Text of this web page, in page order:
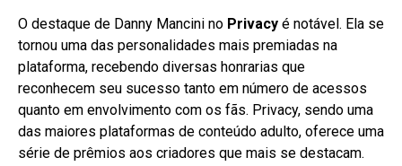
O destaque de Danny Mancini no Privacy é notável. Ela se
tornou uma das personalidades mais premiadas na
plataforma, recebendo diversas honrarias que
reconhecem seu sucesso tanto em número de acessos
quanto em envolvimento com os fãs. Privacy, sendo uma
das maiores plataformas de conteúdo adulto, oferece uma
série de prêmios aos criadores que mais se destacam.